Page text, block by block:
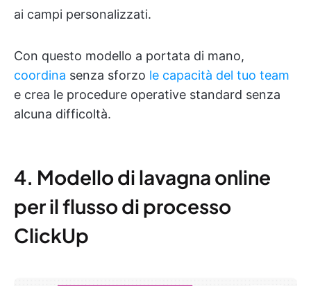
ai campi personalizzati.
Con questo modello a portata di mano,
coordina senza sforzo le capacità del tuo team
e crea le procedure operative standard senza
alcuna difficoltà.
4. Modello di lavagna online
per il flusso di processo
ClickUp